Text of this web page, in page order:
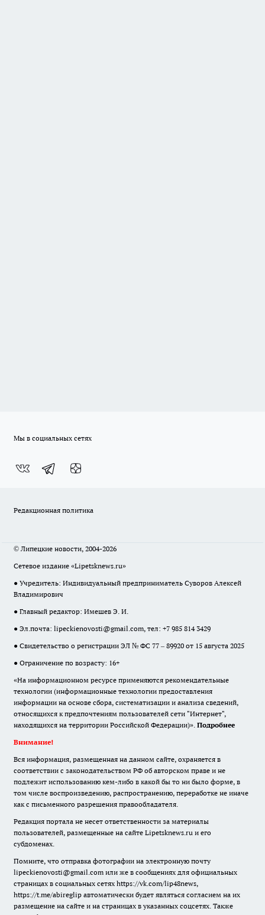
Мы в социальных сетях
Редакционная политика
© Липецкие новости, 2004-2026
Сетевое издание «Lipetsknews.ru»
● Учредитель: Индивидуальный предприниматель Суворов Алексей
Владимирович
● Главный редактор: Имешев Э. И.
● Эл.почта: lipeckienovosti@gmail.com, тел: +7 985 814 3429
● Свидетельство о регистрации ЭЛ № ФС 77 – 89920 от 15 августа 2025
● Ограничение по возрасту: 16+
«На информационном ресурсе применяются рекомендательные
технологии (информационные технологии предоставления
информации на основе сбора, систематизации и анализа сведений,
относящихся к предпочтениям пользователей сети "Интернет",
находящихся на территории Российской Федерации)». Подробнее
Внимание!
Вся информация, размещенная на данном сайте, охраняется в
соответствии с законодательством РФ об авторском праве и не
подлежит использованию кем-либо в какой бы то ни было форме, в
том числе воспроизведению, распространению, переработке не иначе
как с письменного разрешения правообладателя.
Редакция портала не несет ответственности за материалы
пользователей, размещенные на сайте Lipetsknews.ru и его
субдоменах.
Помните, что отправка фотографии на электронную почту
lipeckienovosti@gmail.com или же в сообщениях для официальных
страницах в социальных сетях https://vk.com/lip48news,
https://t.me/abireglip автоматически будет являться согласием на их
размещение на сайте и на страницах в указанных соцсетях. Также